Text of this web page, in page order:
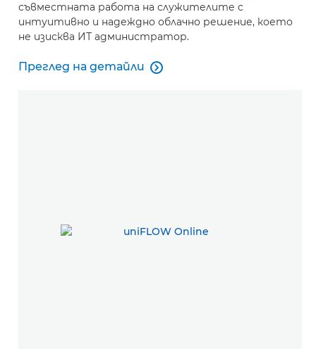
съвместната работа на служителите с
интуитивно и надеждно облачно решение, което
не изисква ИТ администратор.
Преглед на детайли
Cloud Connector
